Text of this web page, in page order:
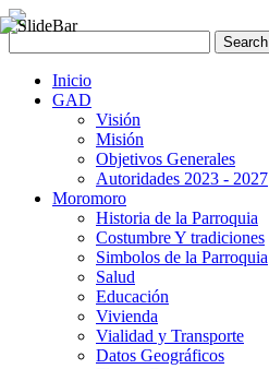
Inicio
GAD
Visión
Misión
Objetivos Generales
Autoridades 2023 - 2027
Moromoro
Historia de la Parroquia
Costumbre Y tradiciones
Simbolos de la Parroquia
Salud
Educación
Vivienda
Vialidad y Transporte
Datos Geográficos